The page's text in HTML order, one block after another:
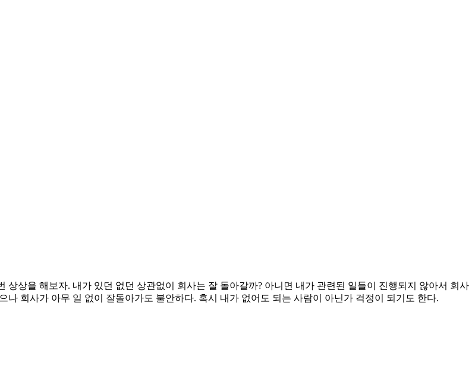
상을 해보자. 내가 있던 없던 상관없이 회사는 잘 돌아갈까? 아니면 내가 관련된 일들이 진행되지 않아서 회사
회사가 아무 일 없이 잘돌아가도 불안하다. 혹시 내가 없어도 되는 사람이 아닌가 걱정이 되기도 한다.